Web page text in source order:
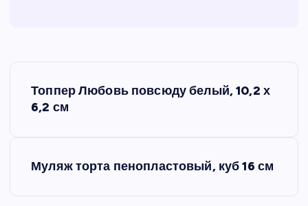
Топпер Любовь повсюду белый, 10,2 х
6,2 см
Муляж торта пенопластовый, куб 16 см